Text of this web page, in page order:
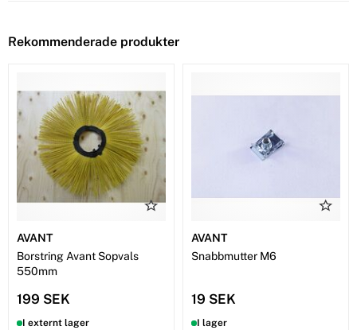
Rekommenderade produkter
AVANT
Borstring Avant Sopvals
550mm
199 SEK
I externt lager
AVANT
Snabbmutter M6
19 SEK
I lager